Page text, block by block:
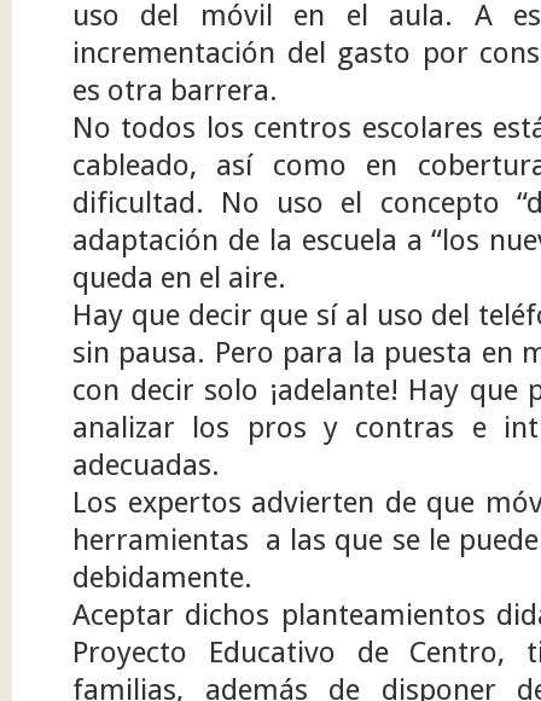
uso del móvil en el aula. A
incrementación del gasto por
es otra barrera.
No todos los centros escolares
cableado, así como en
dificultad. No uso el concepto
adaptación de la escuela a “los
queda en el aire.
Hay que decir que sí al uso del
sin pausa. Pero para la puesta en
con decir solo ¡adelante! Hay
analizar los pros y contras e
adecuadas.
Los expertos advierten de que
herramientas a las que se le
debidamente.
Aceptar dichos planteamientos
Proyecto Educativo de
familias, además de disponer